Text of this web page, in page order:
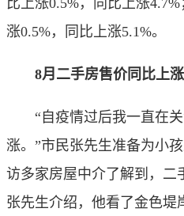
比上涨0.5%，同比上涨
涨0.5%，同比上涨5.1%。
8月二手房售价同比上
“自疫情过后我一直在关
涨。”市民张先生准备为小
访多家房屋中介了解到，二
张先生介绍，他看了金色堤